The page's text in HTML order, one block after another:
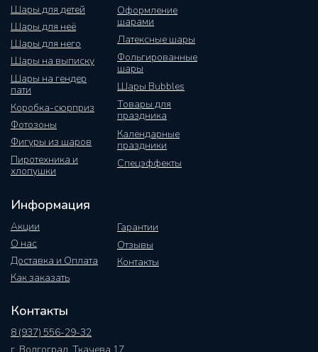
Шары для детей
Шары для неё
Шары на выписку
Шары на гендер
пати
Коробка-сюрприз
Фотозоны
Оформление
шарами
Фигуры из шаров
Латексные шары
Фольгированные
шары
Шары Bubbles
Шары для него
Товары для
праздника
Календарные
праздники
Пиротехника и
хлопушки
Спецэффекты
Информация
Акции
О нас
Как заказать
Гарантии
Отзывы
Контакты
Доставка и Оплата
Контакты
8 (937) 556-29-32